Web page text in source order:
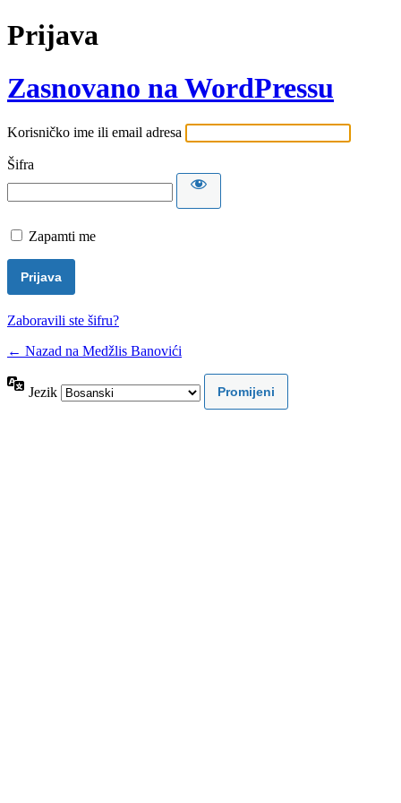
Prijava
Zasnovano na WordPressu
Korisničko ime ili email adresa
Šifra
Zapamti me
Zaboravili ste šifru?
← Nazad na Medžlis Banovići
Jezik